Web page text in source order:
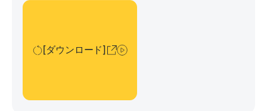
しています。
[ダウンロード]
[ダウンロード]